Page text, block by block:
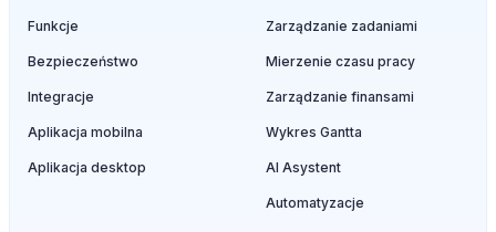
Funkcje
Bezpieczeństwo
Integracje
Aplikacja mobilna
Aplikacja desktop
Zarządzanie zadaniami
Mierzenie czasu pracy
Zarządzanie finansami
Wykres Gantta
AI Asystent
Automatyzacje